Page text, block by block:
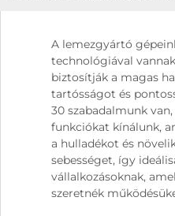
A lemezgyártó
technológiával
biztosítják a magas
tartósságot és
30 szabadalmunk
funkciókat kínálunk,
a hulladékot és
sebességet, így
vállalkozásoknak,
szeretnék